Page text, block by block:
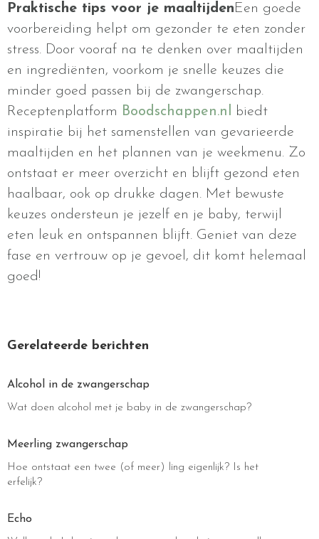
Praktische tips voor je maaltijden Een goede
voorbereiding helpt om gezonder te eten zonder
stress. Door vooraf na te denken over maaltijden
en ingrediënten, voorkom je snelle keuzes die
minder goed passen bij de zwangerschap.
Receptenplatform Boodschappen.nl
biedt
inspiratie bij het samenstellen van gevarieerde
maaltijden en het plannen van je weekmenu. Zo
ontstaat er meer overzicht en blijft gezond eten
haalbaar, ook op drukke dagen. Met bewuste
keuzes ondersteun je jezelf en je baby, terwijl
eten leuk en ontspannen blijft. Geniet van deze
fase en vertrouw op je gevoel, dit komt helemaal
goed!
Gerelateerde berichten
Alcohol in de zwangerschap
Wat doen alcohol met je baby in de zwangerschap?
Meerling zwangerschap
Hoe ontstaat een twee (of meer) ling eigenlijk? Is het
erfelijk?
Echo